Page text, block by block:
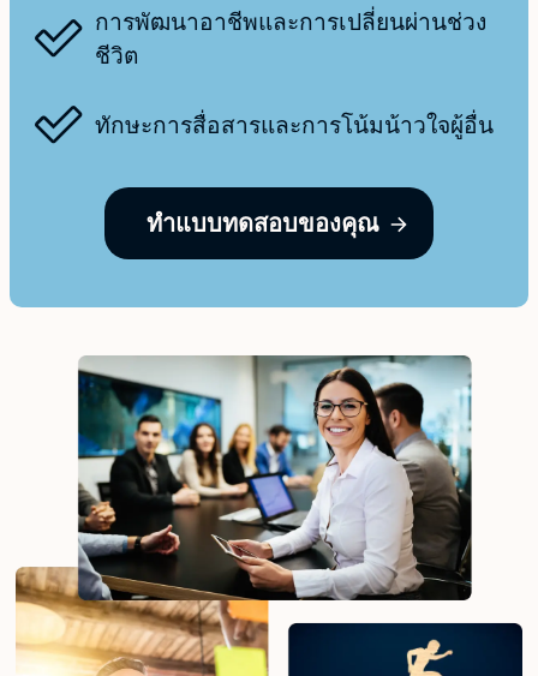
การพัฒนาอาชีพและการเปลี่ยนผ่านช่วง
ชีวิต
ทักษะการสื่อสารและการโน้มน้าวใจผู้อื่น
ทำแบบทดสอบของคุณ